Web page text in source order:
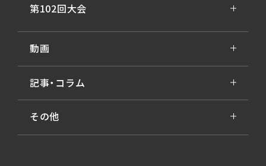
第102回大会
動画
記事・コラム
その他